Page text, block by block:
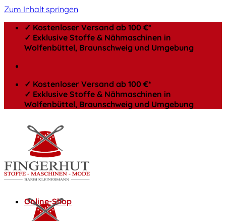
Zum Inhalt springen
✓ Kostenloser Versand ab 100 €*
✓ Exklusive Stoffe & Nähmaschinen in
Wolfenbüttel, Braunschweig und Umgebung
✓ Kostenloser Versand ab 100 €*
✓ Exklusive Stoffe & Nähmaschinen in
Wolfenbüttel, Braunschweig und Umgebung
Online-Shop